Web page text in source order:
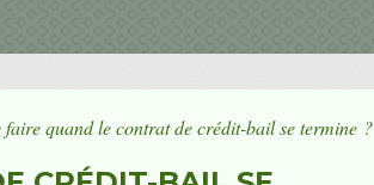
faire quand le contrat de crédit-bail se termine ?